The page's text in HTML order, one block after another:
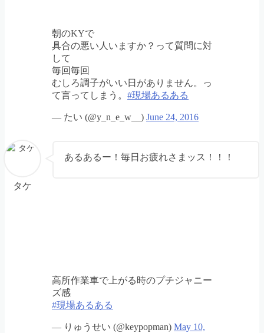
朝のKYで
具合の悪い人いますか？って質問に対
して
毎回毎回
むしろ調子がいい日がありません。っ
て言ってしまう。 #現場あるある
— たい (@y_n_e_w__) June 24, 2016
タケ
あるあるー！毎日お疲れさまッス！！！
高所作業車で上がる時のプチジャニー
ズ感
#現場あるある
— りゅうせい (@keypopman) May 10,